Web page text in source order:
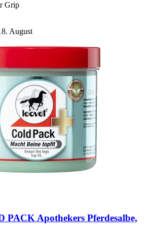
Grip
August
PACK Apothekers Pferdesalbe,